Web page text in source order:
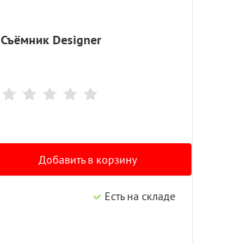
Съёмник Designer
Добавить в корзину
Есть на складе